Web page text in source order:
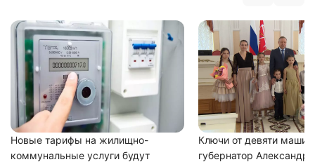
Новые тарифы на жилищно-
коммунальные услуги будут
Ключи от девяти машин
губернатор Александр